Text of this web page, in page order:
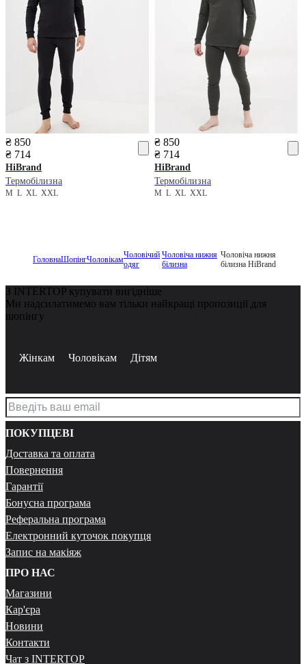
₴ 850
₴ 714
HiBrand
Термобілизна
M L XL XXL
₴ 850
₴ 714
HiBrand
Термобілизна
MLXLXXL
ГоловнаШопінгЧоловікамЧоловічий
одяг
Чоловіча нижня
білизна
Чоловіча нижня
білизна HiBrand
З INTERTOP купувати вигідніше
Ми надсилатимемо вам тільки найкращі пропозиції для
шопінгу
Жінкам Чоловікам Дітям
ПОКУПЦЕВІ
Доставка та оплата
Повернення
Гарантії
Бонусна програма
Реферальна програма
Електронний куточок покупця
Запис на макіяж
ПРО НАС
Магазини
Кар'єра
Новини
Контакти
Чат з INTERTOP